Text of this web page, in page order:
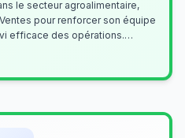
le secteur agroalimentaire,
pour renforcer son équipe
efficace des opérations.